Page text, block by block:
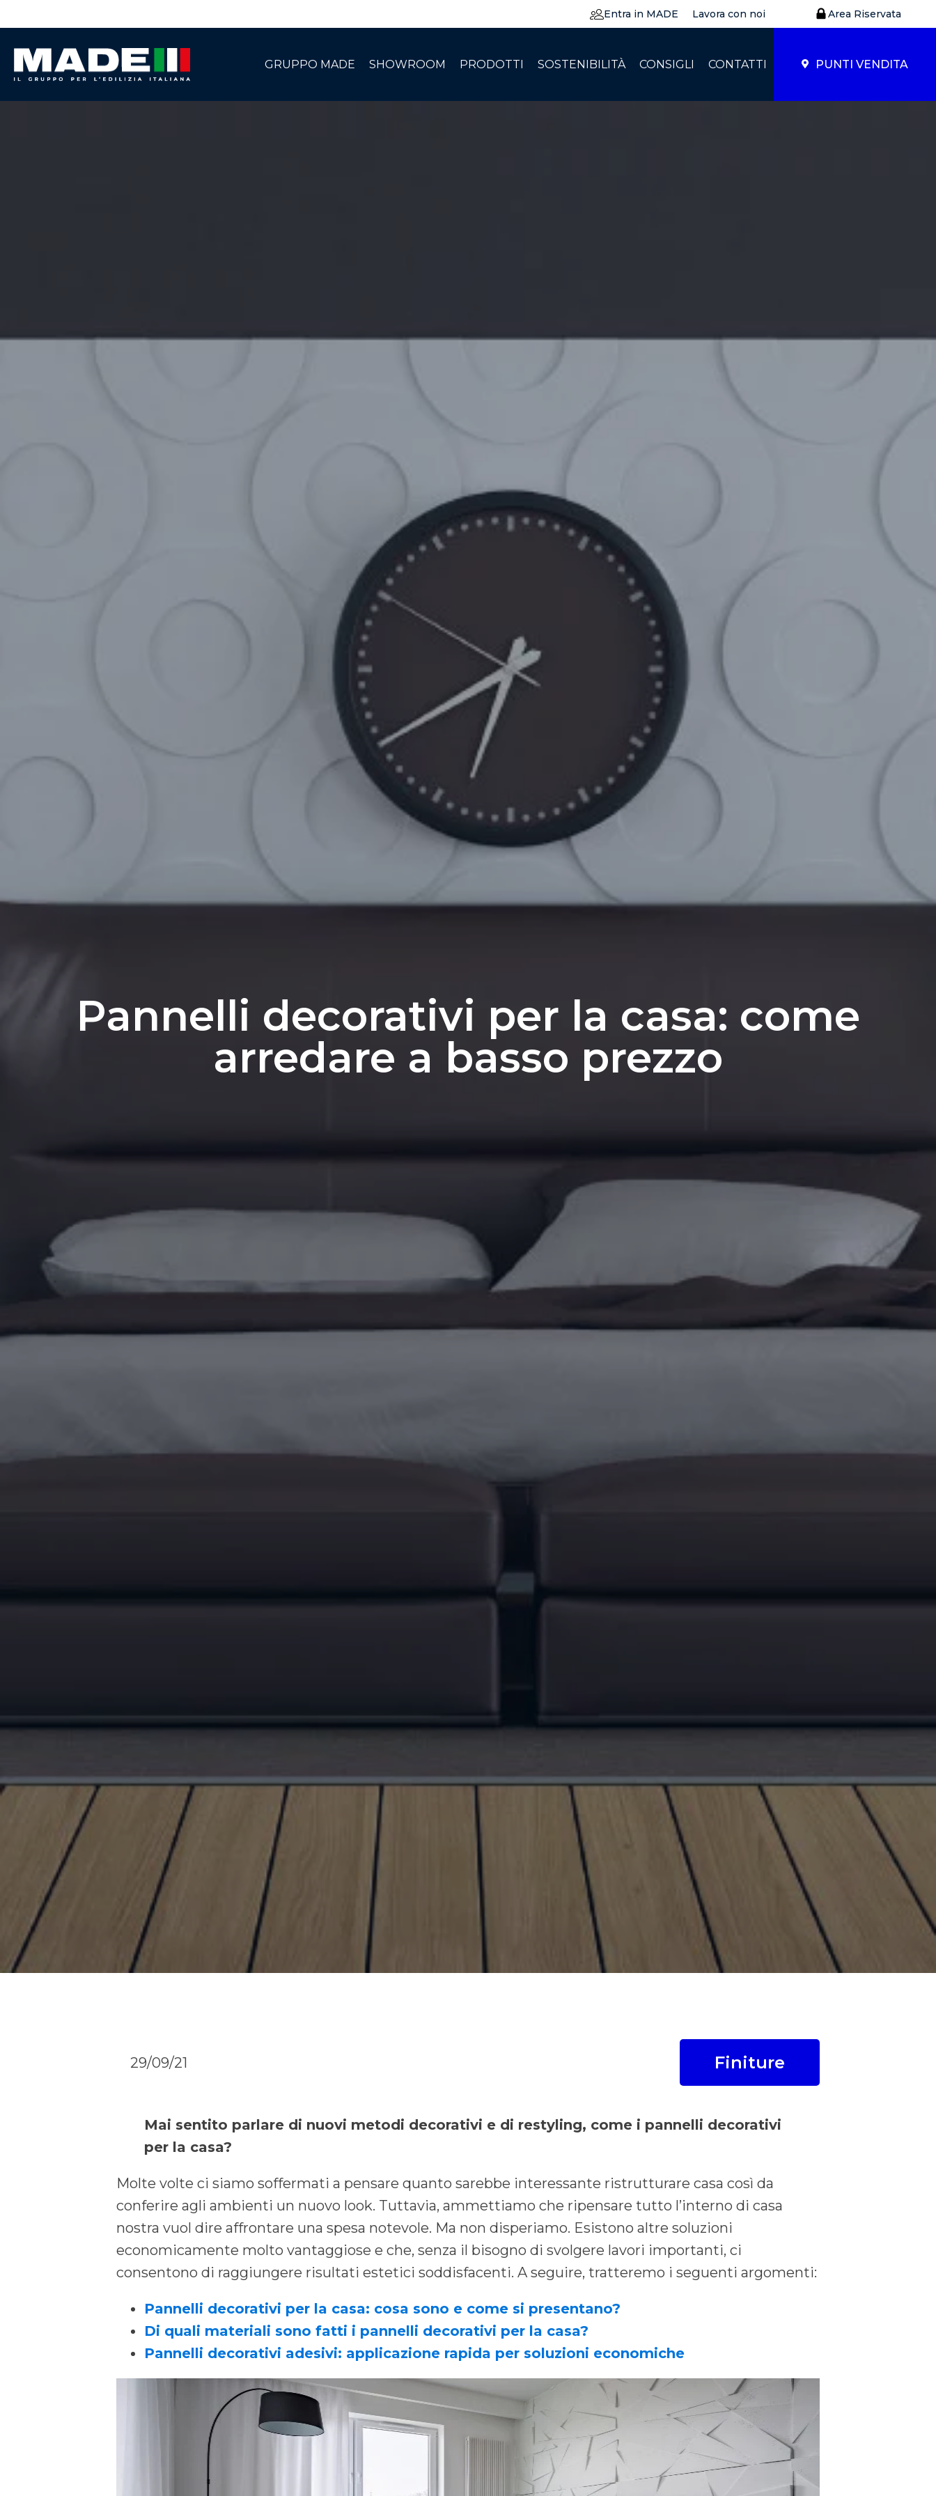
Entra in MADE Lavora con noi Area Riservata
GRUPPO MADE SHOWROOM PRODOTTI SOSTENIBILITÀ CONSIGLI CONTATTI PUNTI VENDITA
Pannelli decorativi per la casa: come
arredare a basso prezzo
29/09/21 Finiture
Mai sentito parlare di nuovi metodi decorativi e di restyling, come i pannelli decorativi
per la casa?
Molte volte ci siamo soffermati a pensare quanto sarebbe interessante ristrutturare casa così da
conferire agli ambienti un nuovo look. Tuttavia, ammettiamo che ripensare tutto l’interno di casa
nostra vuol dire affrontare una spesa notevole. Ma non disperiamo. Esistono altre soluzioni
economicamente molto vantaggiose e che, senza il bisogno di svolgere lavori importanti, ci
consentono di raggiungere risultati estetici soddisfacenti. A seguire, tratteremo i seguenti argomenti:
Pannelli decorativi per la casa: cosa sono e come si presentano?
Di quali materiali sono fatti i pannelli decorativi per la casa?
Pannelli decorativi adesivi: applicazione rapida per soluzioni economiche